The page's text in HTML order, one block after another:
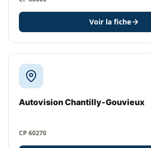
Voir la fiche
Autovision Chantilly-Gouvieux
CP 60270